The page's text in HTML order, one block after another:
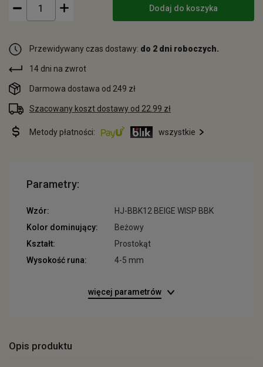
Dodaj do koszyka
Przewidywany czas dostawy: do 2 dni roboczych.
14 dni na zwrot
Darmowa dostawa od 249 zł
Szacowany koszt dostawy od 22.99 zł
Metody płatności: wszystkie
Parametry:
Wzór:
HJ-BBK12 BEIGE WISP BBK
Kolor dominujący:
Beżowy
Kształt:
Prostokąt
Wysokość runa:
4-5 mm
więcej parametrów
Opis produktu